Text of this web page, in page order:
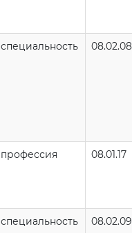
специальность 08.02.08
профессия 08.01.17
специальность 08.02.09